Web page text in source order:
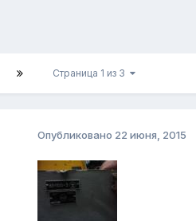
Страница 1 из 3
Опубликовано 22 июня, 2015